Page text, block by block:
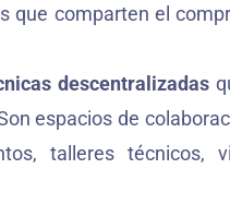
que comparten el
descentralizadas
espacios de
talleres